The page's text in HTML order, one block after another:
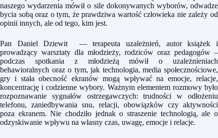
naszego wydarzenia mówił o sile dokonywanych wyborów, odwadze
bycia sobą oraz o tym, że prawdziwa wartość człowieka nie zależy od
opinii innych, ale od tego, kim jest.
Pan Daniel Dziewit — terapeuta uzależnień, autor książek i
prowadzący warsztaty dla młodzieży, rodziców oraz pedagogów –
podczas spotkania z młodzieżą mówił o uzależnieniach
behawioralnych oraz o tym, jak technologia, media społecznościowe,
gry i stała obecność ekranów mogą wpływać na emocje, relacje,
koncentrację i codzienne wybory. Ważnym elementem rozmowy było
rozpoznawanie sygnałów ostrzegawczych: trudności w odłożeniu
telefonu, zaniedbywania snu, relacji, obowiązków czy aktywności
poza ekranem. Nie chodziło jednak o straszenie technologią, ale o
odzyskiwanie wpływu na własny czas, uwagę, emocje i relacje.